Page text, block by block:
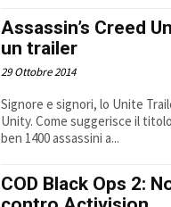
Assassin’s Creed
un trailer
29 Ottobre 2014
Signore e signori, lo Unite
Unity. Come suggerisce il
ben 1400 assassini a...
COD Black Ops 2: